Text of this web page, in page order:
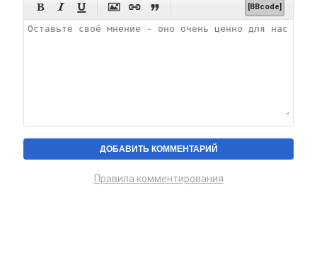
      [BBcode]
Правила комментирования